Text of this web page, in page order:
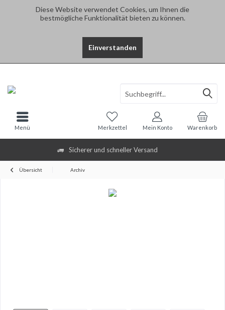
Diese Website verwendet Cookies, um Ihnen die
bestmögliche Funktionalität bieten zu können.
Einverstanden
Sicherer und schneller Versand
Warenkorb
Merkzettel Mein Konto
Menü
Übersicht Archiv